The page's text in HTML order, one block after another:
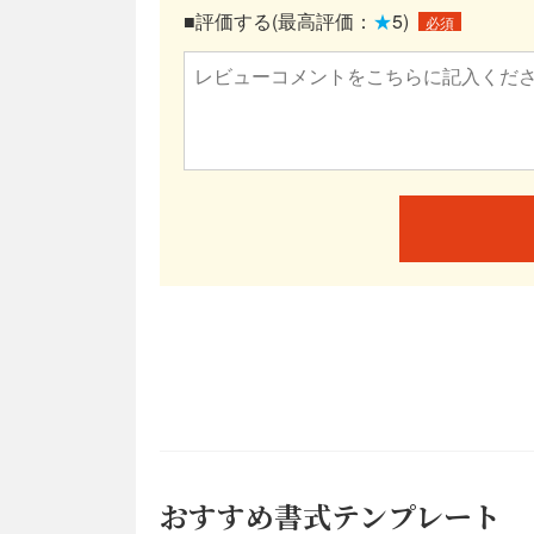
■評価する(最高評価： ★5) 必須
おすすめ書式テンプレート